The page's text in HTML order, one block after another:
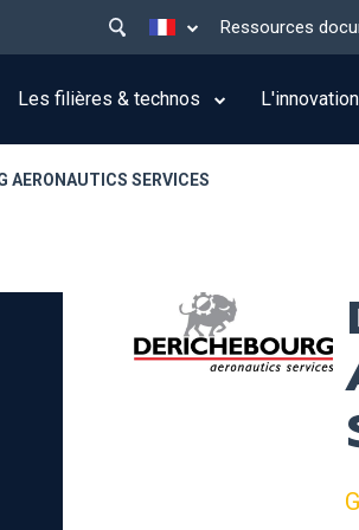
Lister les actions
menu
top
Ressources
Les filières & technos
AERONAUTICS SERVICES